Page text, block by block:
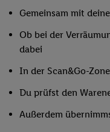
Gemeinsam mit
Ob bei der
dabei
In der Scan&Go-
Du prüfst den
Außerdem